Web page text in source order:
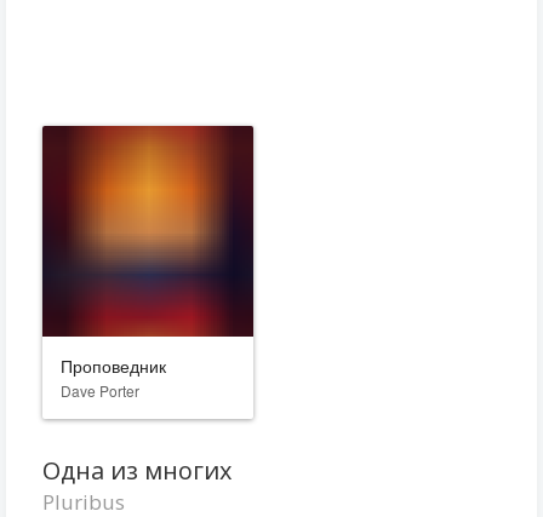
Проповедник
Dave Porter
Одна из многих
Pluribus